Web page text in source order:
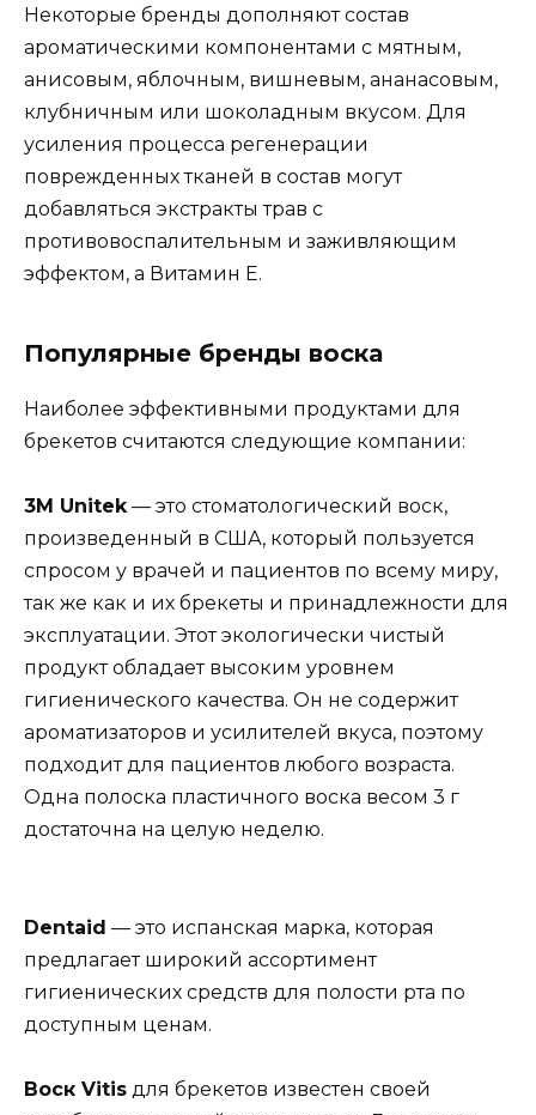
Некоторые бренды дополняют состав
ароматическими компонентами с мятным,
анисовым, яблочным, вишневым, ананасовым,
клубничным или шоколадным вкусом. Для
усиления процесса регенерации
поврежденных тканей в состав могут
добавляться экстракты трав с
противовоспалительным и заживляющим
эффектом, а Витамин Е.
Популярные бренды воска
Наиболее эффективными продуктами для
брекетов считаются следующие компании:
3M Unitek— это стоматологический воск,
произведенный в США, который пользуется
спросом у врачей и пациентов по всему миру,
так же как и их брекеты и принадлежности для
эксплуатации. Этот экологически чистый
продукт обладает высоким уровнем
гигиенического качества. Он не содержит
ароматизаторов и усилителей вкуса, поэтому
подходит для пациентов любого возраста.
Одна полоска пластичного воска весом 3 г
достаточна на целую неделю.
Dentaid — это испанская марка, которая
предлагает широкий ассортимент
гигиенических средств для полости рта по
доступным ценам.
Воск Vitis для брекетов известен своей